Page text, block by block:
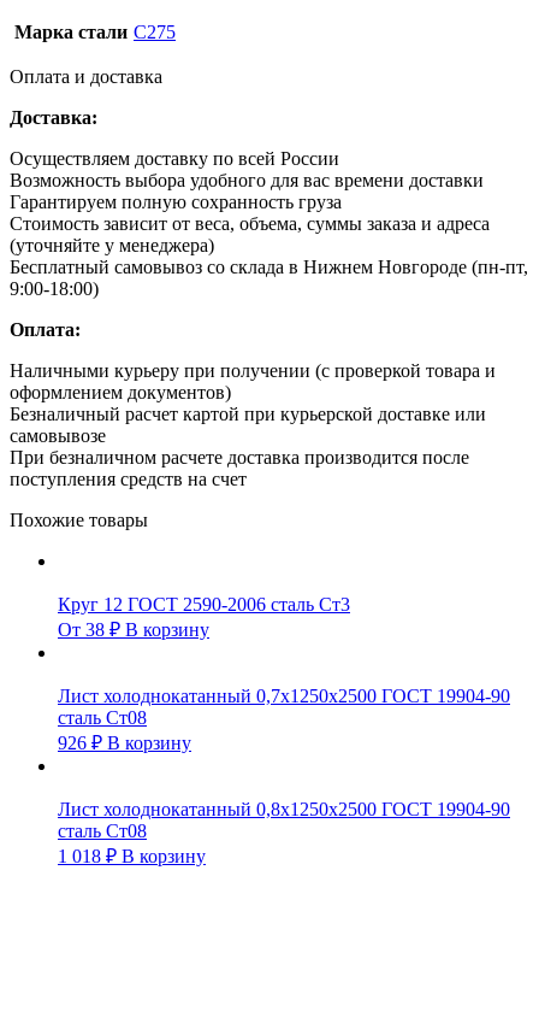
Марка стали С275
Оплата и доставка
Доставка:
Осуществляем доставку по всей России
Возможность выбора удобного для вас времени доставки
Гарантируем полную сохранность груза
Стоимость зависит от веса, объема, суммы заказа и адреса
(уточняйте у менеджера)
Бесплатный самовывоз со склада в Нижнем Новгороде (пн-пт,
9:00-18:00)
Оплата:
Наличными курьеру при получении (с проверкой товара и
оформлением документов)
Безналичный расчет картой при курьерской доставке или
самовывозе
При безналичном расчете доставка производится после
поступления средств на счет
Похожие товары
Круг 12 ГОСТ 2590-2006 сталь Ст3
От 38 ₽ В корзину
Лист холоднокатанный 0,7х1250х2500 ГОСТ 19904-90
сталь Ст08
926 ₽ В корзину
Лист холоднокатанный 0,8х1250х2500 ГОСТ 19904-90
сталь Ст08
1 018 ₽ В корзину